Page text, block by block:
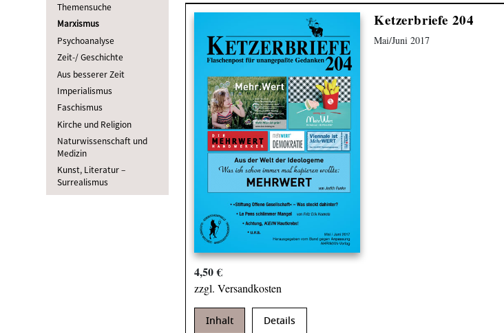
Themensuche
Marxismus
Psychoanalyse
Zeit-/ Geschichte
Aus besserer Zeit
Imperialismus
Faschismus
Kirche und Religion
Naturwissenschaft und
Medizin
Kunst, Literatur –
Surrealismus
4,50 €
zzgl. Versandkosten
Ketzerbriefe 204
Mai/Juni 2017
Inhalt Details